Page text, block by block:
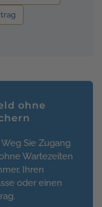
ohne
Sie Zugang
Wartezeiten
Ihren
oder einen